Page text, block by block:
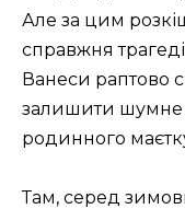
Але за цим
справжня
Ванеси раптово
залишити шумне
родинного
Там, серед